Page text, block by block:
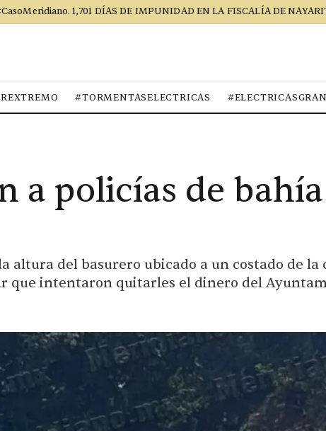
1,701 DÍAS DE IMPUNIDAD EN LA FISCALÍA DE
#TORMENTASELECTRICAS
a policías de
altura del basurero ubicado a un costado de
que intentaron quitarles el dinero del